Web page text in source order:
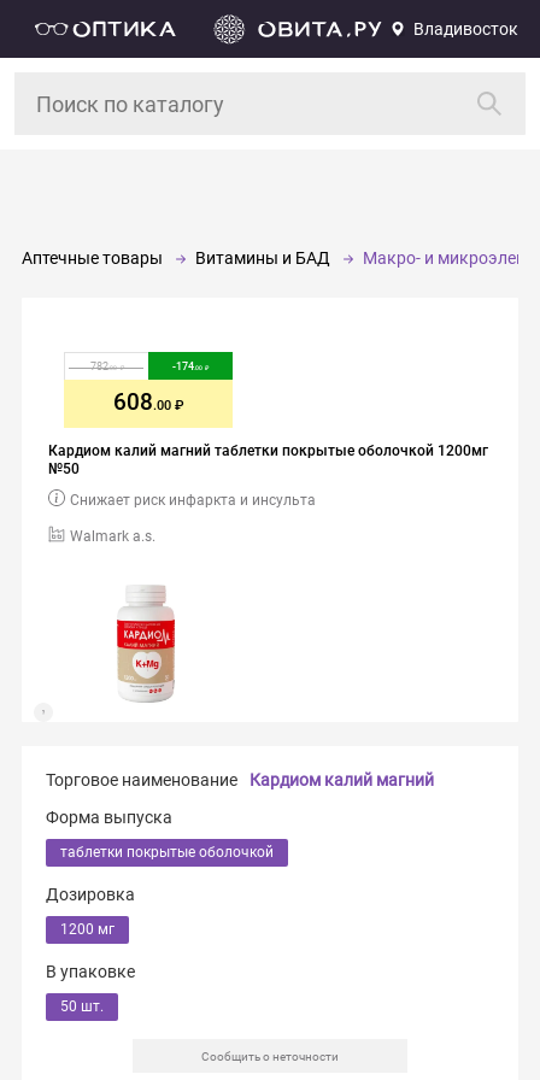
Владивосток
Аптечные товары Витамины и БАД Макро- и
Кардиом калий магний таблетки покрытые оболочкой 1200мг
№50
Walmark a.s.
Снижает риск инфаркта и инсульта
782.00 -174.00
608.00
Торговое наименование
Кардиом калий магний
Форма выпуска
таблетки покрытые оболочкой
Дозировка
1200 мг
В упаковке
50 шт.
Сообщить о неточности